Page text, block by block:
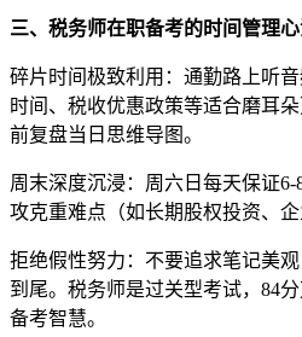
三、税务师在职备考的时间管理
碎片时间极致利用：通勤路上听
时间、税收优惠政策等适合磨耳
前复盘当日思维导图。
周末深度沉浸：周六日每天保证
攻克重难点（如长期股权投资、企
拒绝假性努力：不要追求笔记美
到尾。税务师是过关型考试，84
备考智慧。